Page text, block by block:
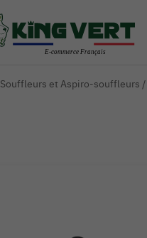
Souffleurs et Aspiro-souffleurs /